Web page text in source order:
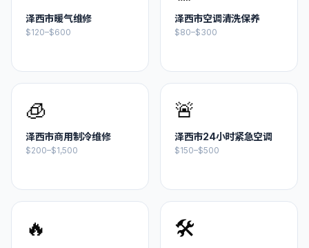
泽西市暖气维修
$120–$600
泽西市空调清洗保养
$80–$300
🧊
泽西市商用制冷维修
$200–$1,500
🚨
泽西市24小时紧急空调
$150–$500
🔥 🛠️